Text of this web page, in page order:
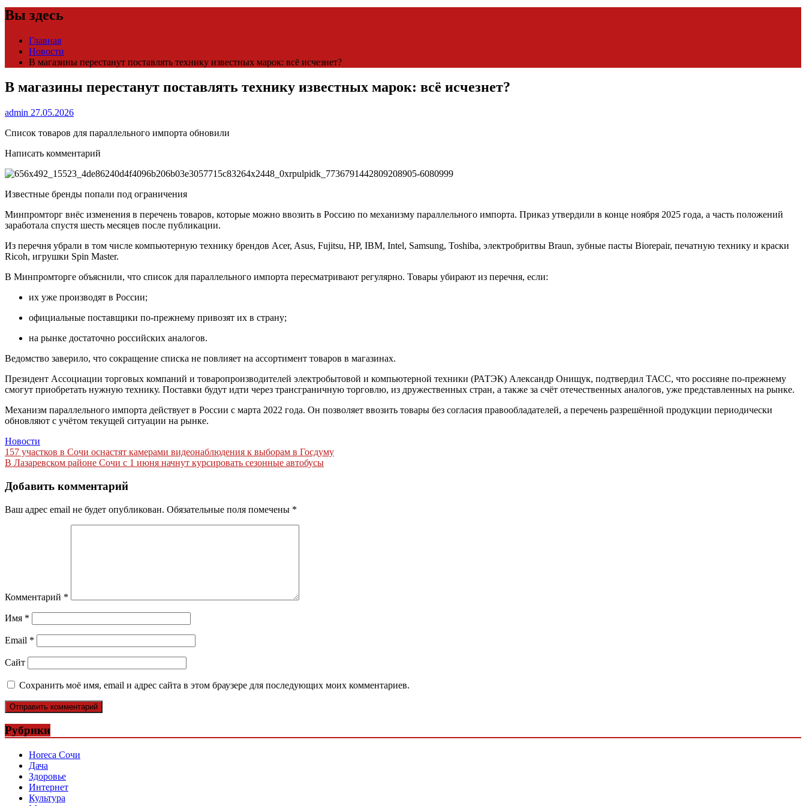
Вы здесь
Главная
Новости
В магазины перестанут поставлять технику известных марок: всё исчезнет?
В магазины перестанут поставлять технику известных марок: всё исчезнет?
admin 27.05.2026
Список товаров для параллельного импорта обновили
Написать комментарий
Известные бренды попали под ограничения
Минпромторг внёс изменения в перечень товаров, которые можно ввозить в Россию по механизму параллельного импорта. Приказ утвердили в конце ноября 2025 года, а часть положений
заработала спустя шесть месяцев после публикации.
Из перечня убрали в том числе компьютерную технику брендов Acer, Asus, Fujitsu, HP, IBM, Intel, Samsung, Toshiba, электробритвы Braun, зубные пасты Biorepair, печатную технику и краски
Ricoh, игрушки Spin Master.
В Минпромторге объяснили, что список для параллельного импорта пересматривают регулярно. Товары убирают из перечня, если:
их уже производят в России;
официальные поставщики по‑прежнему привозят их в страну;
на рынке достаточно российских аналогов.
Ведомство заверило, что сокращение списка не повлияет на ассортимент товаров в магазинах.
Президент Ассоциации торговых компаний и товаропроизводителей электробытовой и компьютерной техники (РАТЭК) Александр Онищук, подтвердил ТАСС, что россияне по‑прежнему
смогут приобретать нужную технику. Поставки будут идти через трансграничную торговлю, из дружественных стран, а также за счёт отечественных аналогов, уже представленных на рынке.
Механизм параллельного импорта действует в России с марта 2022 года. Он позволяет ввозить товары без согласия правообладателей, а перечень разрешённой продукции периодически
обновляют с учётом текущей ситуации на рынке.
Новости
Навигация
по
записям
157 участков в Сочи оснастят камерами видеонаблюдения к выборам в Госдуму
В Лазаревском районе Сочи с 1 июня начнут курсировать сезонные автобусы
Добавить комментарий
Ваш адрес email не будет опубликован. Обязательные поля помечены *
Комментарий *
Имя *
Email *
Сайт
Сохранить моё имя, email и адрес сайта в этом браузере для последующих моих комментариев.
Рубрики
Horeca Сочи
Дача
Здоровье
Интернет
Культура